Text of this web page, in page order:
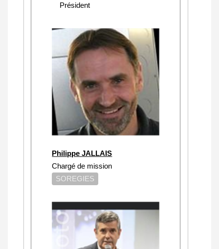
Président
Philippe JALLAIS
Chargé de mission
SOREGIES